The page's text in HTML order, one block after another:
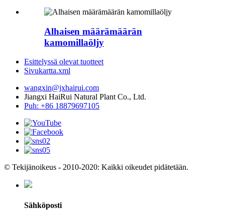
Alhaisen määrämäärän
kamomillaöljy
Esittelyssä olevat tuotteet
Sivukartta.xml
wangxin@jxhairui.com
Jiangxi HaiRui Natural Plant Co., Ltd.
Puh: +86 18879697105
© Tekijänoikeus - 2010-2020: Kaikki oikeudet pidätetään.
Sähköposti